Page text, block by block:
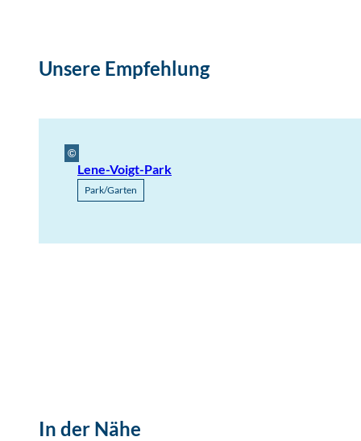
Unsere Empfehlung
©
Lene-Voigt-Park
Park/Garten
In der Nähe